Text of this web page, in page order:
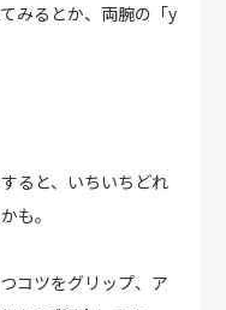
みるとか、両腕の「y
ると、いちいちどれ
も。
コツをグリップ、ア